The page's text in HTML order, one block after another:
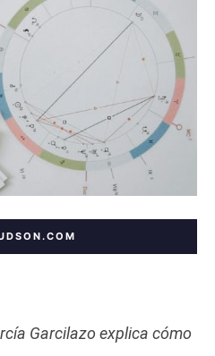
Garcilazo explica cómo